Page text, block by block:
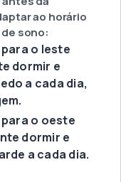
ao horário
sono:
o leste
dormir e
a cada dia,
o oeste
dormir e
a cada dia.